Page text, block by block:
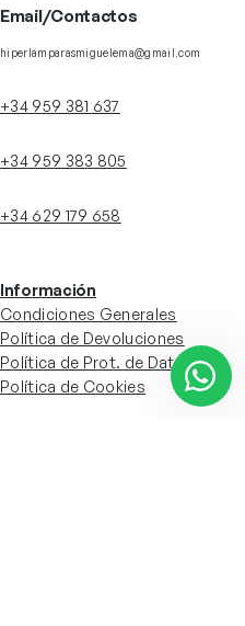
Email/Contactos
hiperlamparasmiguelema@gmail.com
+34 959 381 637
+34 959 383 805
+34 629 179 658
Información
Condiciones Generales
Política de Devoluciones
Política de Prot. de Datos
Política de Cookies